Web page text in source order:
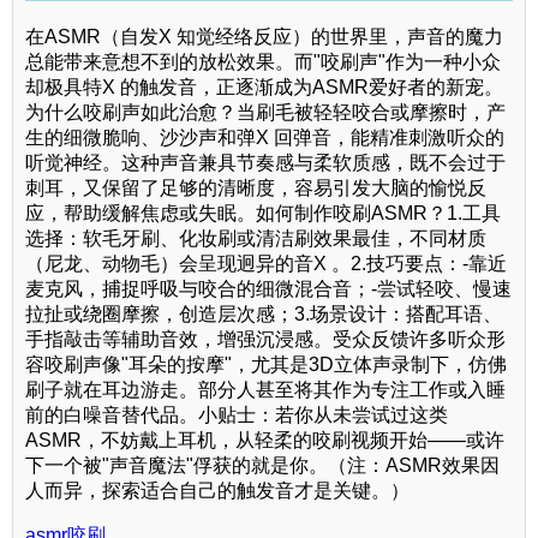
在ASMR（自发X 知觉经络反应）的世界里，声音的魔力
总能带来意想不到的放松效果。而"咬刷声"作为一种小众
却极具特X 的触发音，正逐渐成为ASMR爱好者的新宠。
为什么咬刷声如此治愈？当刷毛被轻轻咬合或摩擦时，产
生的细微脆响、沙沙声和弹X 回弹音，能精准刺激听众的
听觉神经。这种声音兼具节奏感与柔软质感，既不会过于
刺耳，又保留了足够的清晰度，容易引发大脑的愉悦反
应，帮助缓解焦虑或失眠。如何制作咬刷ASMR？1.工具
选择：软毛牙刷、化妆刷或清洁刷效果最佳，不同材质
（尼龙、动物毛）会呈现迥异的音X 。2.技巧要点：-靠近
麦克风，捕捉呼吸与咬合的细微混合音；-尝试轻咬、慢速
拉扯或绕圈摩擦，创造层次感；3.场景设计：搭配耳语、
手指敲击等辅助音效，增强沉浸感。受众反馈许多听众形
容咬刷声像"耳朵的按摩"，尤其是3D立体声录制下，仿佛
刷子就在耳边游走。部分人甚至将其作为专注工作或入睡
前的白噪音替代品。小贴士：若你从未尝试过这类
ASMR，不妨戴上耳机，从轻柔的咬刷视频开始——或许
下一个被"声音魔法"俘获的就是你。（注：ASMR效果因
人而异，探索适合自己的触发音才是关键。）